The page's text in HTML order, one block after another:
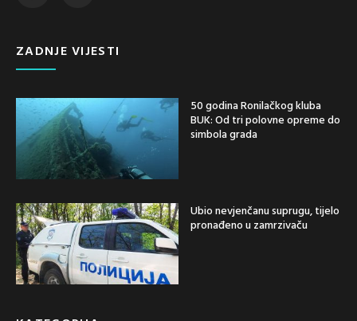
ZADNJE VIJESTI
50 godina Ronilačkog kluba
BUK: Od tri polovne opreme do
simbola grada
Ubio nevjenčanu suprugu, tijelo
pronađeno u zamrzivaču